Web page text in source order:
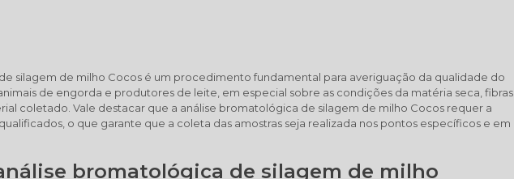
silagem de milho Cocos é um procedimento fundamental para averiguação da qualidade do
de engorda e produtores de leite, em especial sobre as condições da matéria seca, fibras
coletado. Vale destacar que a análise bromatológica de silagem de milho Cocos requer a
o que garante que a coleta das amostras seja realizada nos pontos específicos e em
bromatológica de silagem de milho